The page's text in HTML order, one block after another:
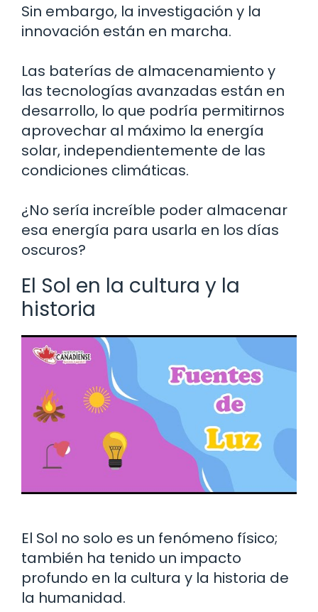
Sin embargo, la investigación y la
innovación están en marcha.
Las baterías de almacenamiento y
las tecnologías avanzadas están en
desarrollo, lo que podría permitirnos
aprovechar al máximo la energía
solar, independientemente de las
condiciones climáticas.
¿No sería increíble poder almacenar
esa energía para usarla en los días
oscuros?
El Sol en la cultura y la
historia
El Sol no solo es un fenómeno físico;
también ha tenido un impacto
profundo en la cultura y la historia de
la humanidad.